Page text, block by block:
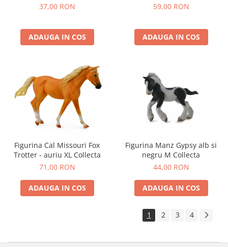
37,00 RON
ADAUGA IN COS
59,00 RON
ADAUGA IN COS
Figurina Cal Missouri Fox
Trotter - auriu XL Collecta
71,00 RON
ADAUGA IN COS
Figurina Manz Gypsy alb si
negru M Collecta
44,00 RON
ADAUGA IN COS
1 2 3 4